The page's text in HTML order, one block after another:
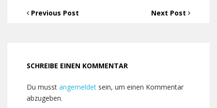
Previous Post Next Post
SCHREIBE EINEN KOMMENTAR
Du musst angemeldet sein, um einen Kommentar
abzugeben.